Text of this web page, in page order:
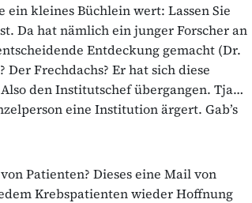
kleines Büchlein wert: Lassen Sie
Da hat nämlich ein junger Forscher an
Entdeckung gemacht (Dr.
Der Frechdachs? Er hat sich diese
den Institutschef übergangen. Tja…
eine Institution ärgert. Gab’s
Patienten? Dieses eine Mail von
Krebspatienten wieder Hoffnung